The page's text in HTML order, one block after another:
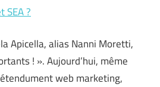
SEA ?
Apicella, alias Nanni Moretti,
! ». Aujourd’hui, même
web marketing,